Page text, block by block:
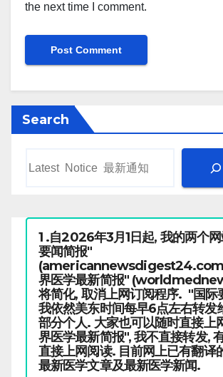
the next time I comment.
Search
1 .自2026年3月1日起, 我的两个
要闻简报"
界医学最新简报"
将简化, 取消上网订阅程序. "国际
我依然美东时间每早6点左右转发
部分个人. 大家也可以随时直接上
界医学最新简报", 我不直接转发,
直接上网阅读. 目前网上已有翻译
最新医学文章及最新医学新闻.